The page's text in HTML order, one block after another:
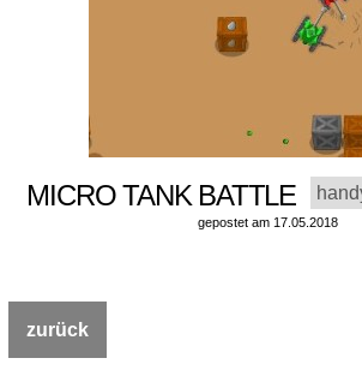
MICRO TANK BATTLE
gepostet am 17.05.2018
zurück